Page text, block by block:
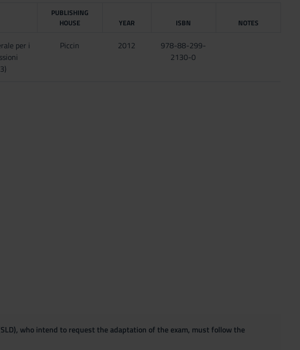
PUBLISHING
HOUSE
YEAR ISBN NOTES
per i
Piccin 2012
978-88-299-
2130-0
who intend to request the adaptation of the exam, must follow the